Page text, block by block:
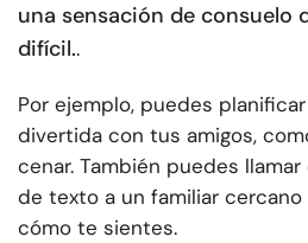
una sensación de consuelo
difícil..
Por ejemplo, puedes
divertida con tus amigos,
cenar. También puedes
de texto a un familiar cercano
cómo te sientes.